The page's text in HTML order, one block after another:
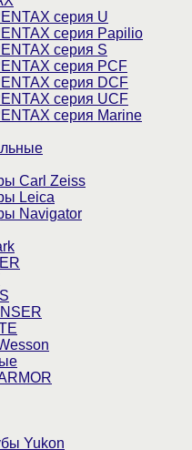
серия U
серия Papilio
серия S
серия PCF
серия DCF
серия UCF
серия Marine
Carl Zeiss
Leica
Navigator
Yukon